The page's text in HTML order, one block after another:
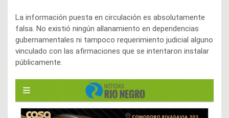
La información puesta en circulación es absolutamente
falsa. No existió ningún allanamiento en dependencias
gubernamentales ni tampoco requerimiento judicial alguno
vinculado con las afirmaciones que se intentaron instalar
públicamente.